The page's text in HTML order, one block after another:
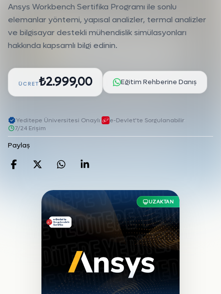
Ansys Workbench Sertifika Programı ile sonlu
elemanlar yöntemi, yapısal analizler, termal analizler
ve bilgisayar destekli mühendislik simülasyonları
hakkında kapsamlı bilgi edinin.
ÜCRET₺2.999,00 Eğitim Rehberine Danış
Yeditepe Üniversitesi Onaylı· e-Devlet'te Sorgulanabilir·
7/24 Erişim
Paylaş
Facebook'da paylaş
Twitter'da paylaş
WhatsApp'da paylaş
Linkedin'de paylaş
UZAKTAN